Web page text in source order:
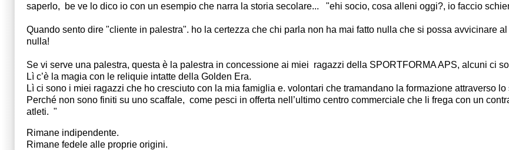
saperlo,  be ve lo dico io con un esempio che narra la storia secolare...   "ehi socio, cosa alleni oggi?, io faccio
Quando sento dire "cliente in palestra". ho la certezza che chi parla non ha mai fatto nulla che si possa avvicinare
nulla!
Se vi serve una palestra, questa è la palestra in concessione ai miei  ragazzi della SPORTFORMA APS, alcuni ci
Lì c’è la magia con le reliquie intatte della Golden Era.
Lì ci sono i miei ragazzi che ho cresciuto con la mia famiglia e. volontari che tramandano la formazione attraverso
Perché non sono finiti su uno scaffale,  come pesci in offerta nell’ultimo centro commerciale che li frega con un
atleti.  "
Rimane indipendente.
Rimane fedele alle proprie origini.